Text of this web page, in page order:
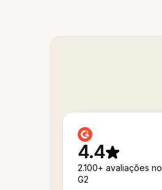
4.4
2.100+ avaliações no
G2